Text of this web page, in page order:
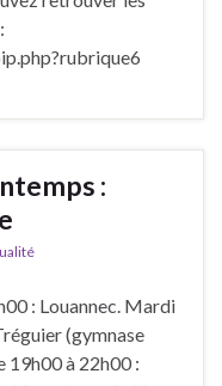
:
: Louannec. Mardi
(gymnase
19h00 à 22h00 :